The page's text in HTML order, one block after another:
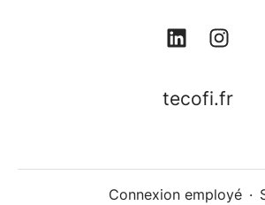
tecofi.fr
Connexion employé ·